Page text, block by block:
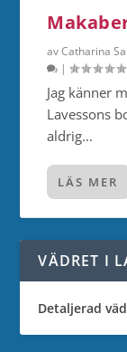
avCatharina
|
Jag känner
Lavessons
aldrig...
LÄS MER
VÄDRET I
Detaljerad